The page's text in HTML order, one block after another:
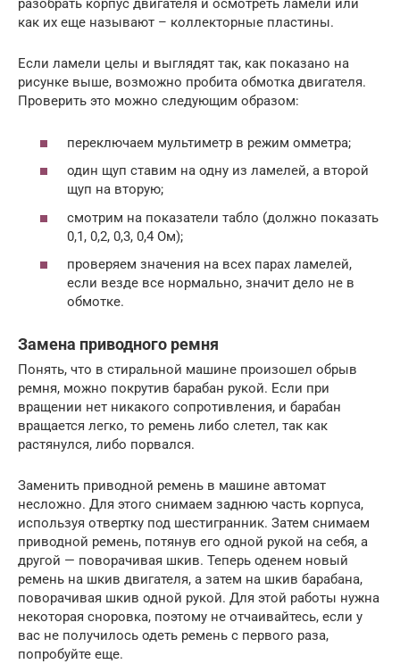
разобрать корпус двигателя и осмотреть ламели или
как их еще называют – коллекторные пластины.
Если ламели целы и выглядят так, как показано на
рисунке выше, возможно пробита обмотка двигателя.
Проверить это можно следующим образом:
переключаем мультиметр в режим омметра;
один щуп ставим на одну из ламелей, а второй
щуп на вторую;
смотрим на показатели табло (должно показать
0,1, 0,2, 0,3, 0,4 Ом);
проверяем значения на всех парах ламелей,
если везде все нормально, значит дело не в
обмотке.
Замена приводного ремня
Понять, что в стиральной машине произошел обрыв
ремня, можно покрутив барабан рукой. Если при
вращении нет никакого сопротивления, и барабан
вращается легко, то ремень либо слетел, так как
растянулся, либо порвался.
Заменить приводной ремень в машине автомат
несложно. Для этого снимаем заднюю часть корпуса,
используя отвертку под шестигранник. Затем снимаем
приводной ремень, потянув его одной рукой на себя, а
другой — поворачивая шкив. Теперь оденем новый
ремень на шкив двигателя, а затем на шкив барабана,
поворачивая шкив одной рукой. Для этой работы нужна
некоторая сноровка, поэтому не отчаивайтесь, если у
вас не получилось одеть ремень с первого раза,
попробуйте еще.